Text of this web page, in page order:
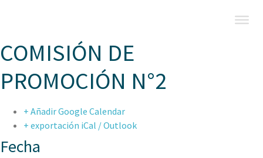
COMISIÓN DE
PROMOCIÓN N°2
+ Añadir Google Calendar
+ exportación iCal / Outlook
Fecha